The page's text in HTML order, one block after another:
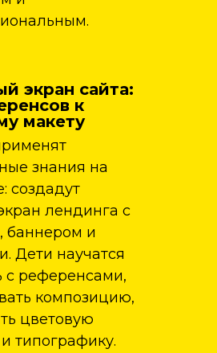
экран сайта:
к
макету
знания на
создадут
лендинга с
баннером и
Дети научатся
с референсами,
композицию,
цветовую
типографику.